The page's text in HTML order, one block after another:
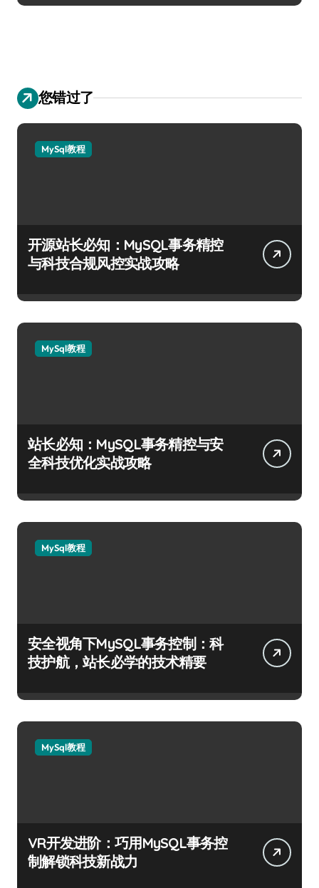
您错过了
MySql教程
开源站长必知：MySQL事务精控
与科技合规风控实战攻略
MySql教程
站长必知：MySQL事务精控与安
全科技优化实战攻略
MySql教程
安全视角下MySQL事务控制：科
技护航，站长必学的技术精要
MySql教程
VR开发进阶：巧用MySQL事务控
制解锁科技新战力